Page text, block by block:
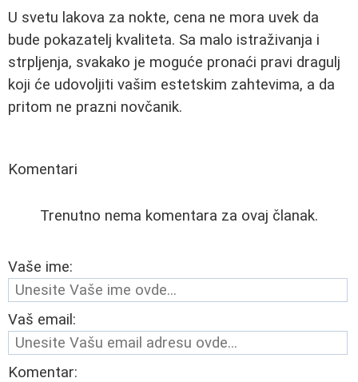
U svetu lakova za nokte, cena ne mora uvek da
bude pokazatelj kvaliteta. Sa malo istraživanja i
strpljenja, svakako je moguće pronaći pravi dragulj
koji će udovoljiti vašim estetskim zahtevima, a da
pritom ne prazni novčanik.
Komentari
Trenutno nema komentara za ovaj članak.
Vaše ime:
Vaš email:
Komentar: